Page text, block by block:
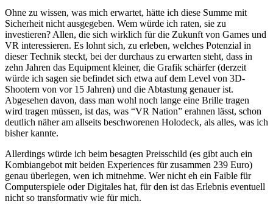
Ohne zu wissen, was mich erwartet, hätte ich diese Summe mit
Sicherheit nicht ausgegeben. Wem würde ich raten, sie zu
investieren? Allen, die sich wirklich für die Zukunft von Games und
VR interessieren. Es lohnt sich, zu erleben, welches Potenzial in
dieser Technik steckt, bei der durchaus zu erwarten steht, dass in
zehn Jahren das Equipment kleiner, die Grafik schärfer (derzeit
würde ich sagen sie befindet sich etwa auf dem Level von 3D-
Shootern von vor 15 Jahren) und die Abtastung genauer ist.
Abgesehen davon, dass man wohl noch lange eine Brille tragen
wird tragen müssen, ist das, was “VR Nation” erahnen lässt, schon
deutlich näher am allseits beschworenen Holodeck, als alles, was ich
bisher kannte.
Allerdings würde ich beim besagten Preisschild (es gibt auch ein
Kombiangebot mit beiden Experiences für zusammen 239 Euro)
genau überlegen, wen ich mitnehme. Wer nicht eh ein Faible für
Computerspiele oder Digitales hat, für den ist das Erlebnis eventuell
nicht so transformativ wie für mich.